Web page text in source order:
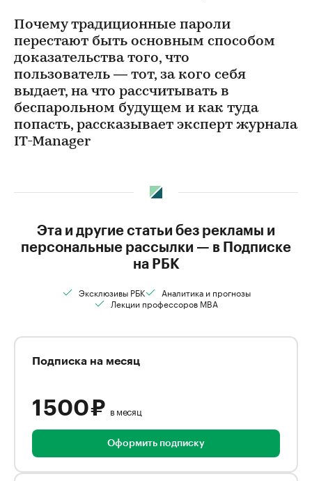
Почему традиционные пароли
перестают быть основным способом
доказательства того, что
пользователь — тот, за кого себя
выдает, на что рассчитывать в
беспарольном будущем и как туда
попасть, рассказывает эксперт журнала
IT-Manager
Эта и другие статьи без рекламы и
персональные рассылки — в Подписке
на РБК
Эксклюзивы РБК
Аналитика и прогнозы
Лекции профессоров MBA
Подписка на месяц
1 500 ₽ в месяц
Оформить подписку